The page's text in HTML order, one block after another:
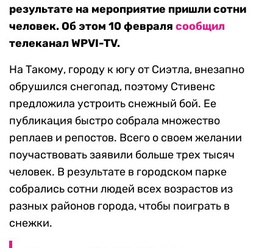
результате на мероприятие пришли сотни
человек. Об этом 10 февраля сообщил
телеканал WPVI-TV.
На Такому, городу к югу от Сиэтла, внезапно
обрушился снегопад, поэтому Стивенс
предложила устроить снежный бой. Ее
публикация быстро собрала множество
реплаев и репостов. Всего о своем желании
поучаствовать заявили больше трех тысяч
человек. В результате в городском парке
собрались сотни людей всех возрастов из
разных районов города, чтобы поиграть в
снежки.